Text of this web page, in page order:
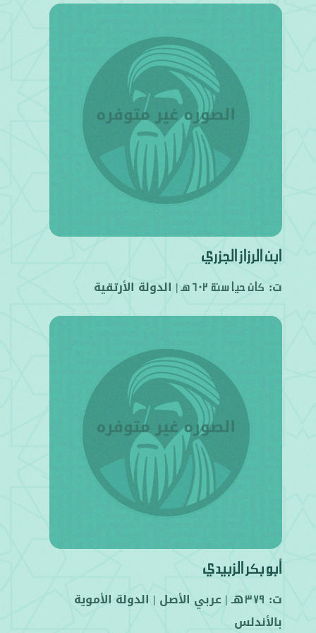
ابن الرزاز الجزري
ت:كان حيًا سنة 602 هـ | الدولة الأرتقية
أبو بكر الزبيدي
ت:379هـ |عربي الأصل | الدولة الأموية
بالأندلس